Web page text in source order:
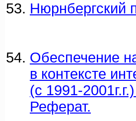
Нюрнбергский
Обеспечение
в контексте
(с 1991-
Реферат.